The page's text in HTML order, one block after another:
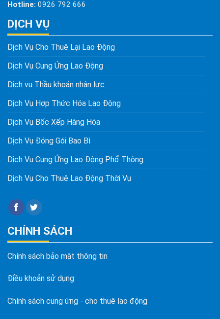
Hotline: 0926 792 666
DỊCH VỤ
Dịch Vụ Cho Thuê Lại Lao Động
Dịch Vụ Cung Ứng Lao Động
Dịch vụ Thầu khoán nhân lực
Dịch Vụ Hợp Thức Hóa Lao Động
Dịch Vụ Bốc Xếp Hàng Hóa
Dịch Vụ Đóng Gói Bao Bì
Dịch Vụ Cung Ứng Lao Động Phổ Thông
Dịch Vụ Cho Thuê Lao Động Thời Vụ
CHÍNH SÁCH
Chính sách bảo mật thông tin
Điều khoản sử dụng
Chính sách cung ứng - cho thuê lao động